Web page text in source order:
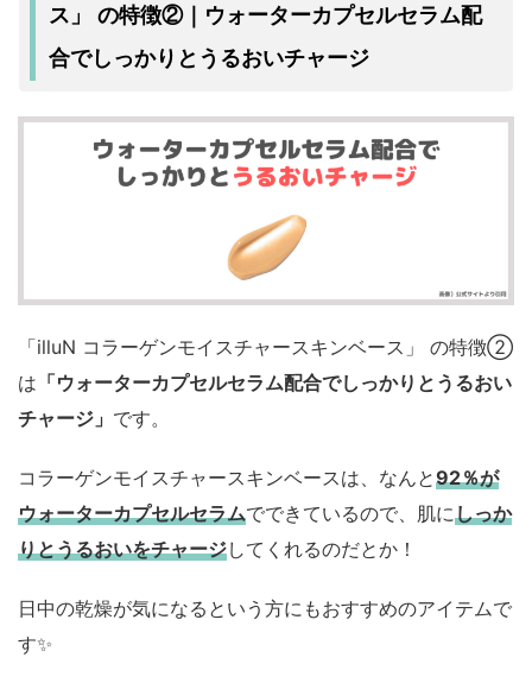
ス」 の特徴②｜ ウォーターカプセルセラム配
合でしっかりとうるおいチャージ
「illuN コラーゲンモイスチャースキンベース」 の特徴②
は 「ウォーターカプセルセラム配合でしっかりとうるおい
チャージ」 です。
コラーゲンモイスチャースキンベースは、なんと92％が
ウォーターカプセルセラムでできているので、肌にしっか
りとうるおいをチャージしてくれるのだとか！
日中の乾燥が気になるという方にもおすすめのアイテムで
す✨